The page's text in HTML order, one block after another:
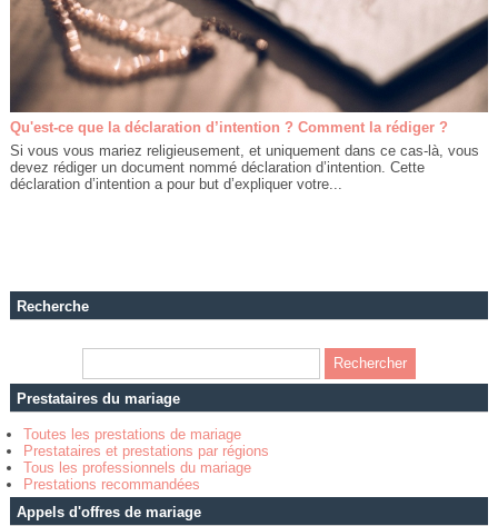
Qu'est-ce que la déclaration d’intention ? Comment la rédiger ?
Si vous vous mariez religieusement, et uniquement dans ce cas-là, vous
devez rédiger un document nommé déclaration d’intention. Cette
déclaration d’intention a pour but d’expliquer votre...
Recherche
Prestataires du mariage
Toutes les prestations de mariage
Prestataires et prestations par régions
Tous les professionnels du mariage
Prestations recommandées
Appels d'offres de mariage